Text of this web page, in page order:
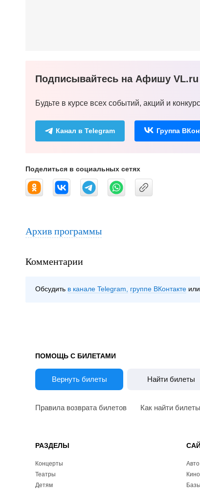
Подписывайтесь на Афишу VL.ru
Будьте в курсе всех событий, акций и
Канал в Telegram Группа
Поделиться в социальных сетях
Архив программы
Комментарии
Обсудить в канале Telegram группе ВКонтакте
ПОМОЩЬ С БИЛЕТАМИ
Вернуть билеты Найти билеты
Правила возврата билетов Как найти билеты
РАЗДЕЛЫ
Концерты
Театры
Детям
Авто
Кино